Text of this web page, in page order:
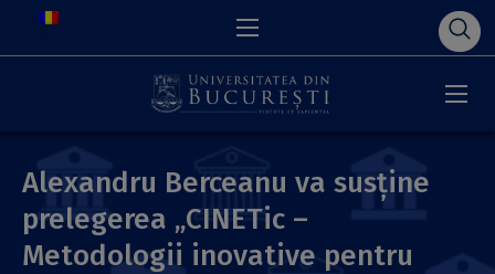
Alexandru Berceanu va susține
prelegerea „CINETic –
Metodologii inovative pentru